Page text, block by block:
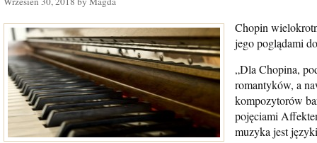
Chopin
jego poglądami
„Dla Chopina,
romantyków, a
kompozytorów
pojęciami
muzyka jest